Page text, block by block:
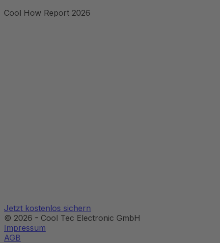
Cool How Report 2026
Jetzt kostenlos sichern
© 2026 - Cool Tec Electronic GmbH
Impressum
AGB